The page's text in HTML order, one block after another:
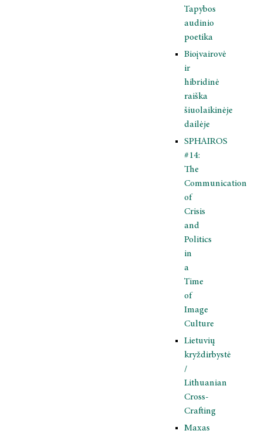
Tapybos
audinio
poetika
Bioįvairovė
ir
hibridinė
raiška
šiuolaikinėje
dailėje
SPHAIROS
#14:
The
Communication
of
Crisis
and
Politics
in
a
Time
of
Image
Culture
Lietuvių
kryždirbystė
/
Lithuanian
Cross-
Crafting
Maxas